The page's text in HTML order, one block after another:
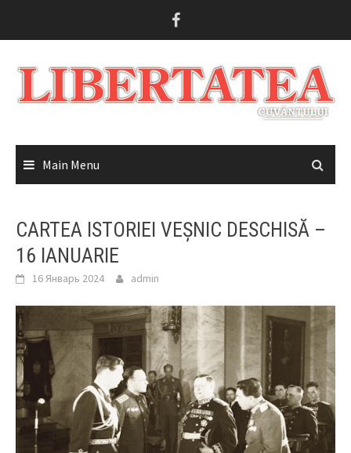
Main Menu
CARTEA ISTORIEI VEȘNIC DESCHISĂ –
16 IANUARIE
16 Январь 2024 admin